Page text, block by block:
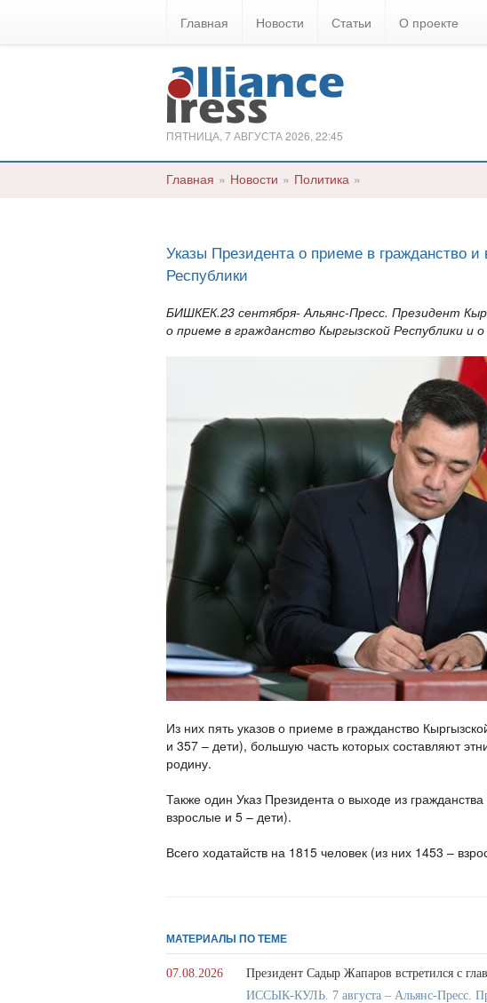
Главная Новости Статьи О проекте
ПЯТНИЦА, 7 АВГУСТА 2026, 22:45
Главная » Новости » Политика »
Указы Президента о приеме в гражданство
Республики
БИШКЕК.23 сентября- Альянс-Пресс. Президент
о приеме в гражданство Кыргызской Республики и
Из них пять указов о приеме в гражданство
и 357 – дети), большую часть которых составляют
родину.
Также один Указ Президента о выходе из
взрослые и 5 – дети).
Всего ходатайств на 1815 человек (из них 1453 –
МАТЕРИАЛЫ ПО ТЕМЕ
07.08.2026
Президент Садыр Жапаров встретился с
ИССЫК-КУЛЬ. 7 августа – Альянс-Пресс.